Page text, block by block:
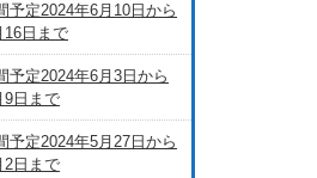
予定2024年6月10日から
16日まで
予定2024年6月3日から
9日まで
予定2024年5月27日から
2日まで